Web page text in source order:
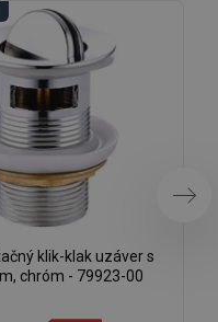
klik-klak uzáver s
chróm - 79923-00
Ďalej
SLOVENIAN